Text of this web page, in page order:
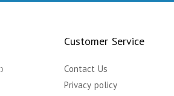
Customer Service
Contact Us
Privacy policy